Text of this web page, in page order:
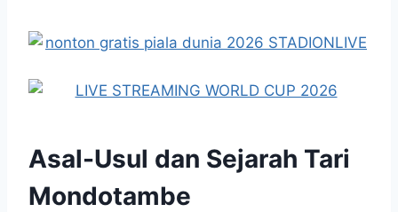
Asal-Usul dan Sejarah Tari
Mondotambe